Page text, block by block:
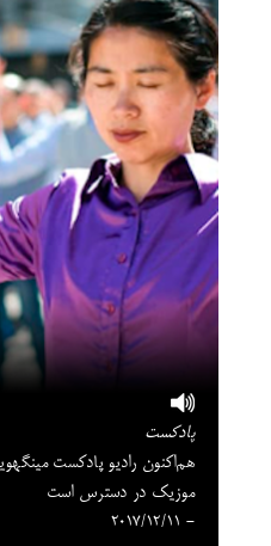
پادکست
هم‌اکنون رادیو پادکست
موزیک در دسترس است
- 2017/12/11